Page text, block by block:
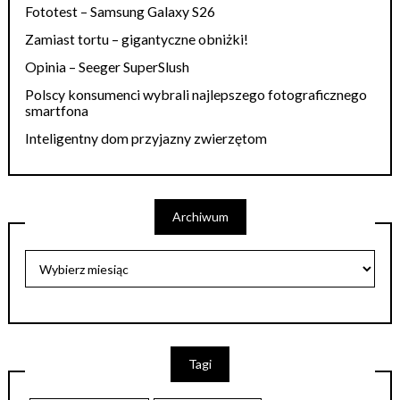
Fototest – Samsung Galaxy S26
Zamiast tortu – gigantyczne obniżki!
Opinia – Seeger SuperSlush
Polscy konsumenci wybrali najlepszego fotograficznego
smartfona
Inteligentny dom przyjazny zwierzętom
Archiwum
Tagi